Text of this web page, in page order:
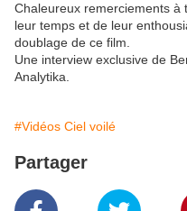
Chaleureux remerciements à
leur temps et de leur
doublage de ce film.
Une interview exclusive de
Analytika.
#Vidéos Ciel voilé
Partager